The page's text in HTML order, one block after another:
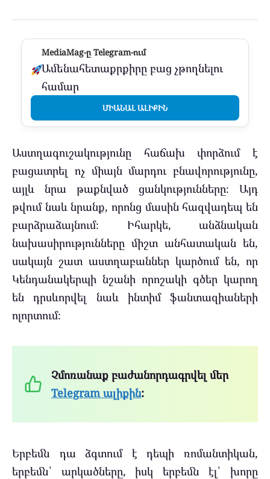
MediaMag-ը Telegram-ում
Ամենահետաքրքիրը բաց չթողնելու
համար
ՄԻԱՆԱԼ ԱԼԻՔԻՆ
Աստղագուշակությունը հաճախ փորձում է
բացատրել ոչ միայն մարդու բնավորությունը,
այլև նրա թաքնված ցանկությունները։ Այդ
թվում նաև նրանք, որոնց մասին հազվադեպ են
բարձրաձայնում։ Իհարկե, անձնական
նախասիրությունները միշտ անհատական են,
սակայն շատ աստղաբաններ կարծում են, որ
Կենդանակերպի նշանի որոշակի գծեր կարող
են դրսևորվել նաև ինտիմ ֆանտազիաների
ոլորտում։
Չմոռանաք բաժանորդագրվել մեր
Telegram ալիքին:
Երբեմն դա ձգտում է դեպի ռոմանտիկան,
երբեմն՝ արկածները, իսկ երբեմն էլ՝ խորը